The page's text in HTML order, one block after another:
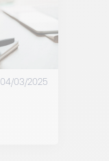
04/03/2025